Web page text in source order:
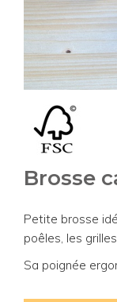
Brosse
Petite brosse
poêles, les
Sa poignée